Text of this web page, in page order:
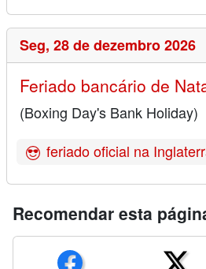
Seg, 28 de dezembro 2026
Feriado bancário de
(Boxing Day's Bank Holiday)
feriado oficial na
Recomendar esta